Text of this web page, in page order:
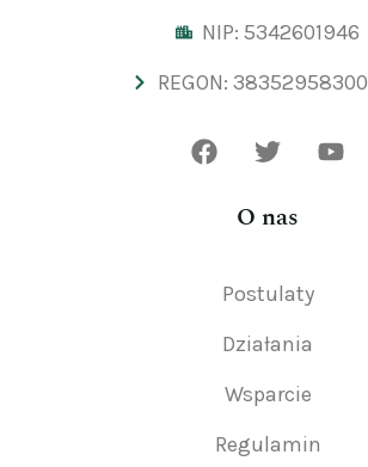
NIP: 5342601946
REGON:
O nas
Postulaty
Działania
Wsparcie
Regulamin